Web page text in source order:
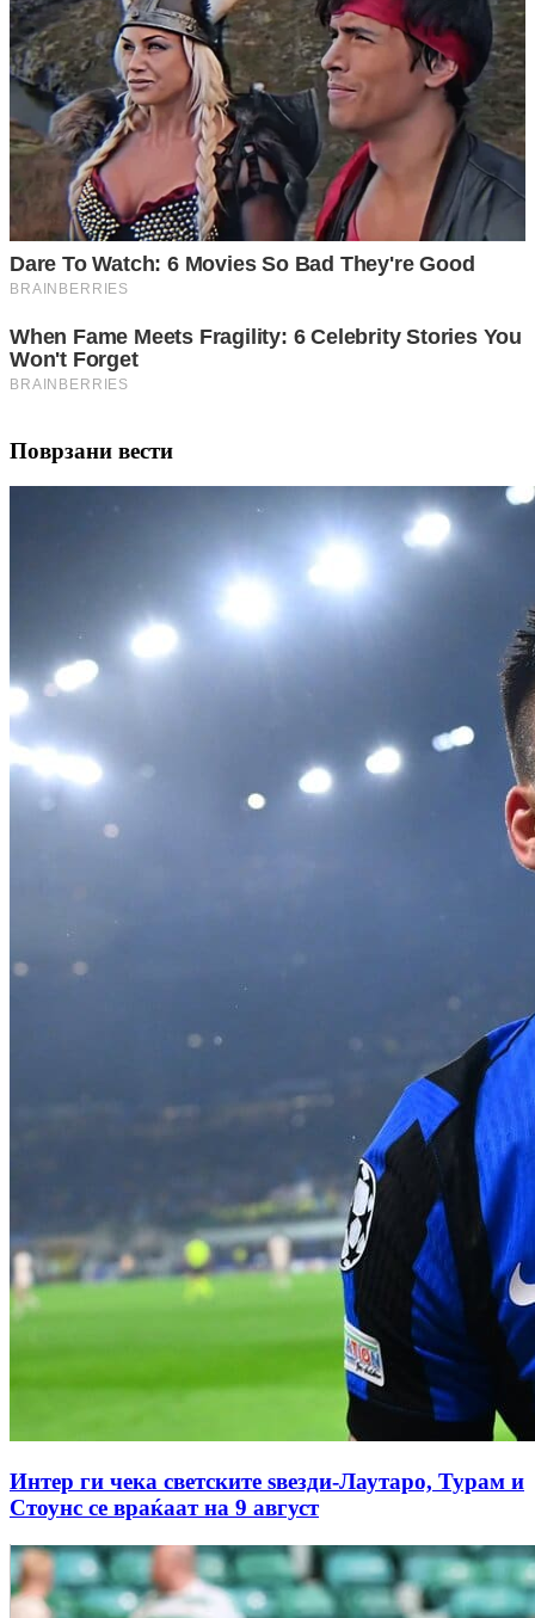
Поврзани вести
Интер ги чека светските ѕвезди-Лаутаро, Турам и
Стоунс се враќаат на 9 август